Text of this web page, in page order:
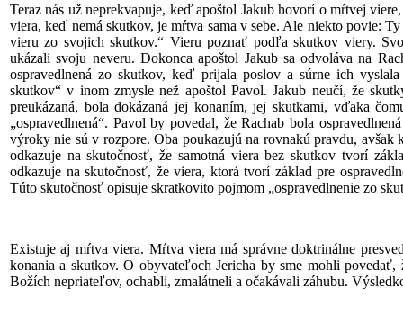
Teraz nás už neprekvapuje, keď apoštol Jakub hovorí o mŕtvej
viera, keď nemá skutkov, je mŕtva sama v sebe. Ale niekto povie:
vieru zo svojich skutkov.“ Vieru poznať podľa skutkov viery.
ukázali svoju neveru. Dokonca apoštol Jakub sa odvoláva na
ospravedlnená zo skutkov, keď prijala poslov a súrne ich
skutkov“ v inom zmysle než apoštol Pavol. Jakub neučí, že
preukázaná, bola dokázaná jej konaním, jej skutkami, vďaka
„ospravedlnená“. Pavol by povedal, že Rachab bola
výroky nie sú v rozpore. Oba poukazujú na rovnakú pravdu,
odkazuje na skutočnosť, že samotná viera bez skutkov tvorí
odkazuje na skutočnosť, že viera, ktorá tvorí základ pre
Túto skutočnosť opisuje skratkovito pojmom „ospravedlnenie zo
Existuje aj mŕtva viera. Mŕtva viera má správne doktrinálne
konania a skutkov. O obyvateľoch Jericha by sme mohli
Božích nepriateľov, ochabli, zmalátneli a očakávali záhubu.